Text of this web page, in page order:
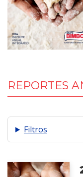
REPORTES
Filtros